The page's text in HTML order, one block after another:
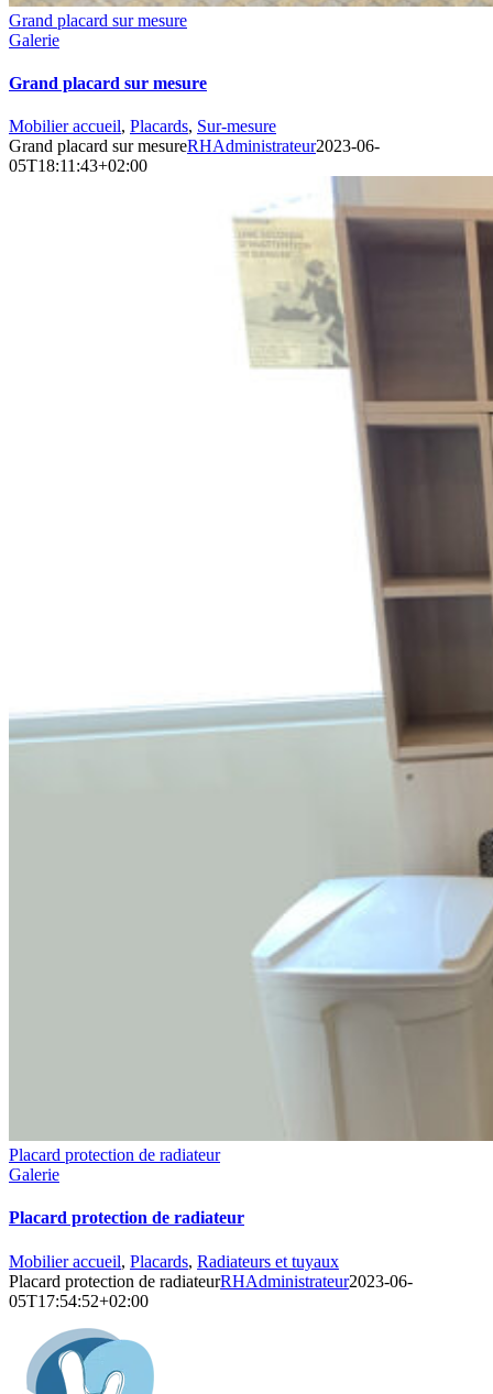
Grand placard sur mesure
Galerie
Grand placard sur mesure
Mobilier accueil, Placards, Sur-mesure
Grand placard sur mesureRHAdministrateur2023-06-
05T18:11:43+02:00
Placard protection de radiateur
Galerie
Placard protection de radiateur
Mobilier accueil, Placards, Radiateurs et tuyaux
Placard protection de radiateurRHAdministrateur2023-06-
05T17:54:52+02:00